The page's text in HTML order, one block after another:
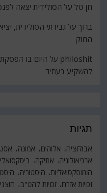
חן טל על הסולידית יצאה לפנסיה בגיל
ברוך על גבירתי הסולידית,
החוק
philoshit על היום בו
להשקיע בעתיד
תגיות
אבולוציה אלוהים אמונה
ארכיאולוגיה
אתיקה
הומוסקסואליות היסטוריה
זכויות אזרח זכויות להט"ב